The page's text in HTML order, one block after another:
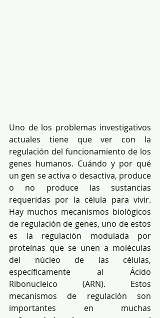
Uno de los problemas investigativos
actuales tiene que ver con la
regulación del funcionamiento de los
genes humanos. Cuándo y por qué
un gen se activa o desactiva, produce
o no produce las sustancias
requeridas por la célula para vivir.
Hay muchos mecanismos biológicos
de regulación de genes, uno de estos
es la regulación modulada por
proteínas que se unen a moléculas
del núcleo de las células,
específicamente al Ácido
Ribonucleico (ARN). Estos
mecanismos de regulación son
importantes en muchas